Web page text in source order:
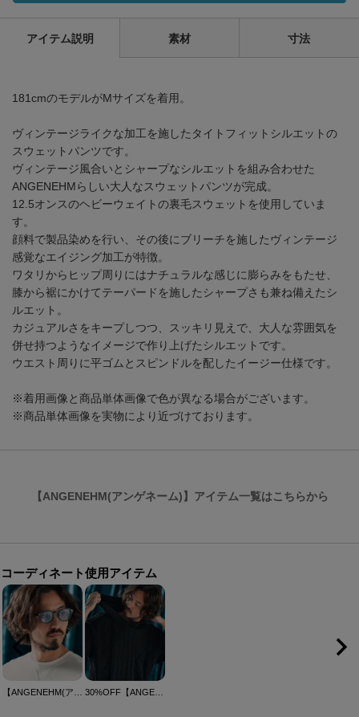
アイテム説明 素材 寸法
181cmのモデルがMサイズを着用。
ヴィンテージライクな加工を施したタイトフィットシルエットの
スウェットパンツです。
ヴィンテージ風合いとシャープなシルエットを組み合わせた
ANGENEHMらしい大人なスウェットパンツが完成。
12.5オンスのヘビーウェイトの裏毛スウェットを使用していま
す。
顔料で製品染めを行い、その後にブリーチを施したヴィンテージ
感覚なエイジング加工が特徴。
ワタリからヒップ周りにはナチュラルな感じに膨らみをもたせ、
膝から裾にかけてテーパードを施したシャープさも兼ね備えたシ
ルエット。
カジュアルさをキープしつつ、スッキリ見えで、大人な雰囲気を
併せ持つようなイメージで作り上げたシルエットです。
ウエスト周りに平ゴムとスピンドルを配したイージー仕様です。
※着用画像と商品単体画像で色が異なる場合がございます。
※商品単体画像を実物により近づけております。
【ANGENEHM(アンゲネーム)】アイテム一覧はこちらから
コーディネート使用アイテム